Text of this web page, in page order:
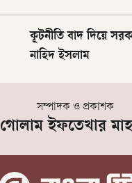
কূটনীতি বাদ দিয়ে
নাহিদ ইসলাম
সম্পাদক ও প্রকাশক
গোলাম ইফতেখার